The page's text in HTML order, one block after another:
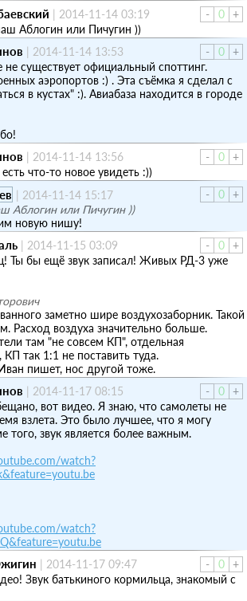
-
0 +
| 2014-11-14 03:19
Аблогин или Пичугин ))
-
0 +
| 2014-11-14 13:53
не существует официальный споттинг.
аэропортов :) . Эта съёмка я сделал с
в кустах" :). Авиабаза находится в городе
-
0 +
| 2014-11-14 13:56
что-то новое увидеть :))
-
0 +
| 2014-11-14 15:17
Аблогин или Пичугин ))
новую нишу!
-
0 +
| 2014-11-15 03:09
Ты бы ещё звук записал! Живых РД-3 уже
заметно шире воздухозаборник. Такой
Расход воздуха значительно больше.
там "не совсем КП", отдельная
так 1:1 не поставить туда.
пишет, нос другой тоже.
-
0 +
| 2014-11-17 08:15
вот видео. Я знаю, что самолеты не
взлета. Это было лучшее, что я могу
того, звук является более важным.
watch?
watch?
-
0 +
| 2014-11-17 09:47
Звук батькиного кормильца, знакомый с